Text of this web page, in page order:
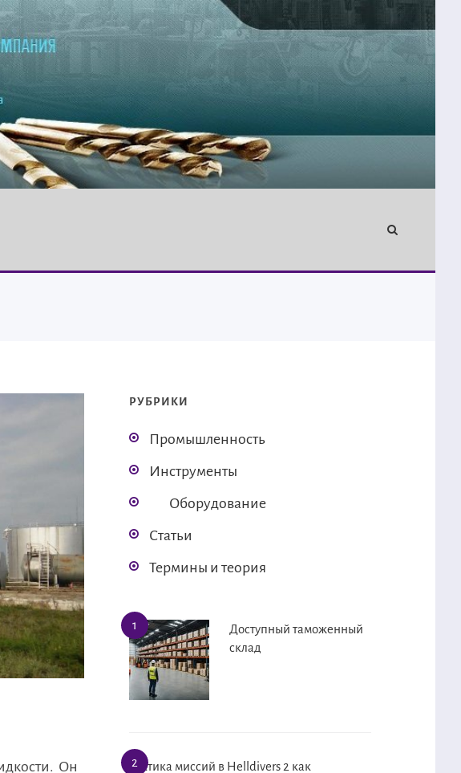
Он
РУБРИКИ
Промышленность
Инструменты
Оборудование
Статьи
Термины и теория
Доступный таможенный
склад
Тактика миссий в Helldivers 2 как